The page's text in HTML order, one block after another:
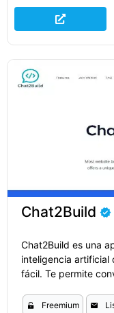
Chat2Build
Chat2Build es una
inteligencia artificial
fácil. Te permite
Freemium